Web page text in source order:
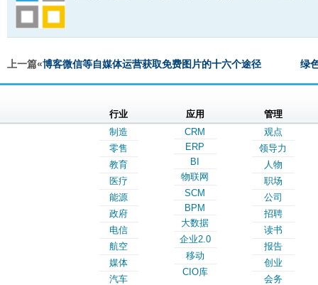
上一篇«博客微信等自媒体运营获取免费图片的十六个途径 绿
行业
制造
零售
教育
医疗
能源
政府
电信
航空
媒体
汽车
应用
CRM
ERP
BI
物联网
SCM
BPM
大数据
企业2.0
移动
CIO库
管理
观点
领导力
人物
职场
公司
招聘
读书
报告
创业
会务